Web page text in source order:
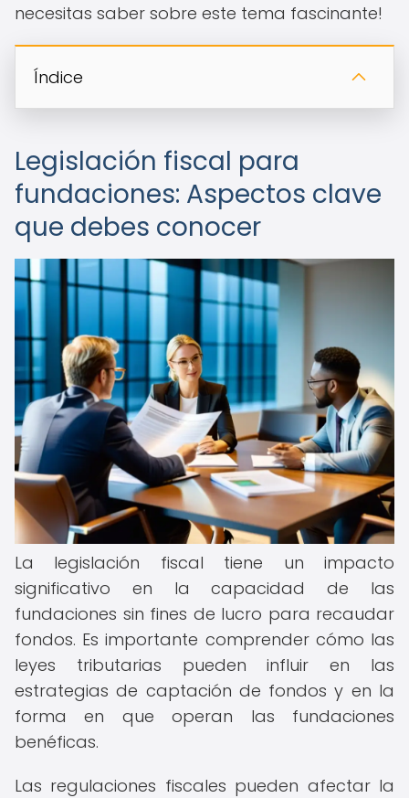
necesitas saber sobre este tema fascinante!
Índice
Legislación fiscal para
fundaciones: Aspectos clave
que debes conocer
La legislación fiscal tiene un impacto
significativo en la capacidad de las
fundaciones sin fines de lucro para recaudar
fondos. Es importante comprender cómo las
leyes tributarias pueden influir en las
estrategias de captación de fondos y en la
forma en que operan las fundaciones
benéficas.
Las regulaciones fiscales pueden afectar la